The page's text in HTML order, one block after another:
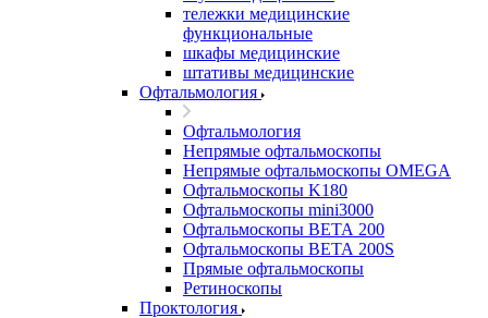
тележки медицинские
функциональные
шкафы медицинские
штативы медицинские
Офтальмология
Офтальмология
Непрямые офтальмоскопы
Непрямые офтальмоскопы OMEGA
Офтальмоскопы K180
Офтальмоскопы mini3000
Офтальмоскопы ВЕТА 200
Офтальмоскопы ВЕТА 200S
Прямые офтальмоскопы
Ретиноскопы
Проктология